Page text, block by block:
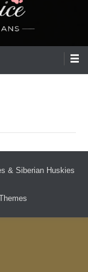
& Siberian Huskies